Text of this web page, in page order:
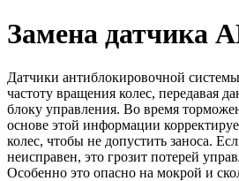
Замена датчика
Датчики антиблокировочной
частоту вращения колес, передавая
блоку управления. Во время
основе этой информации
колес, чтобы не допустить заноса.
неисправен, это грозит потерей
Особенно это опасно на мокрой и